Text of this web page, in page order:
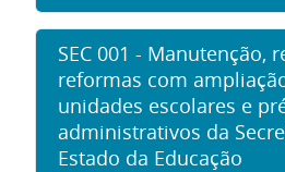
SEC 001 - Manutenção,
reformas com
unidades escolares e
administrativos da
Estado da Educação